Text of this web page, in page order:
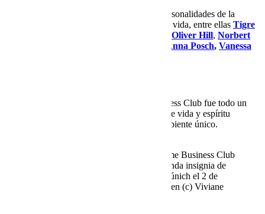
Entre los invitados celebraron numerosas personalidades de la
economía, la cultura, el deporte y el estilo de vida, entre ellas Tigre
Oliver Hill, Norbert
Anna Posch, Vanessa
La primera Oktoberfest del Fine Time Business Club fue todo un
éxito: una velada que aunó tradición, estilo de vida y espíritu
empresarial orientado a los valores en un ambiente único.
Axel Kahn y su esposa Sarah Fine Time Business Club
celebra su propio Oktoberfest en la tienda insignia de
Käfer en la Prinzregentenstrasse de Múnich el 2 de
octubre de 2025 Agencia People Imagen (c) Viviane